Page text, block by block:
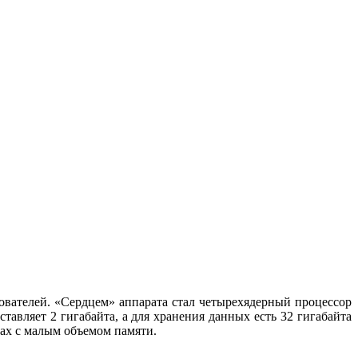
«Сердцем» аппарата стал четырехядерный процессор
2 гигабайта, а для хранения данных есть 32 гигабайта
с малым объемом памяти.